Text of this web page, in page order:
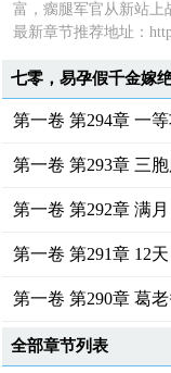
富，瘸腿军官从新站上
最新章节推荐地址：
第一卷 第294章 一
第一卷 第293章 三
第一卷 第292章 满
第一卷 第291章 12
第一卷 第290章 葛
全部章节列表